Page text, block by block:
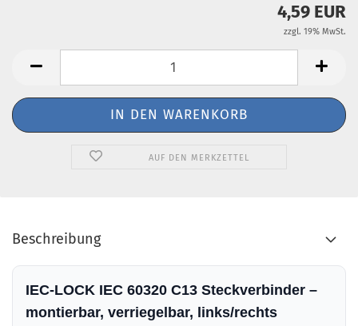
4,59 EUR
zzgl. 19% MwSt.
AUF DEN MERKZETTEL
Beschreibung
IEC-LOCK IEC 60320 C13 Steckverbinder –
montierbar, verriegelbar, links/rechts